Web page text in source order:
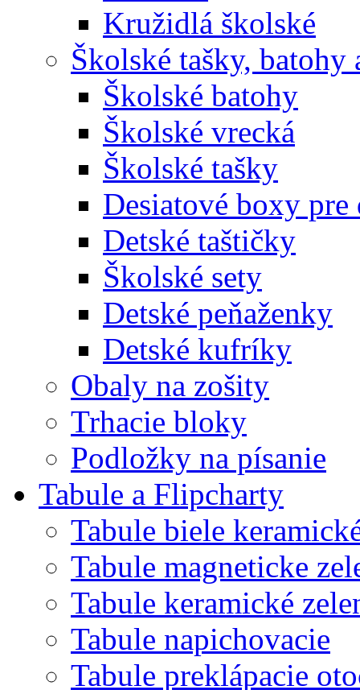
Kružidlá školské
Školské tašky, batohy
Školské batohy
Školské vrecká
Školské tašky
Desiatové boxy pre
Detské taštičky
Školské sety
Detské peňaženky
Detské kufríky
Obaly na zošity
Trhacie bloky
Podložky na písanie
Tabule a Flipcharty
Tabule biele
Tabule magneticke
Tabule keramické
Tabule napichovacie
Tabule preklápacie